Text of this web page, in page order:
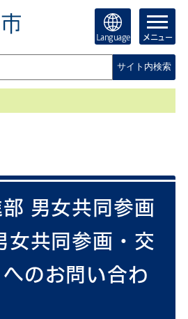
Language メニュー
サイト内検索
部 男女共同参画
女共同参画・交
のお問い合わ